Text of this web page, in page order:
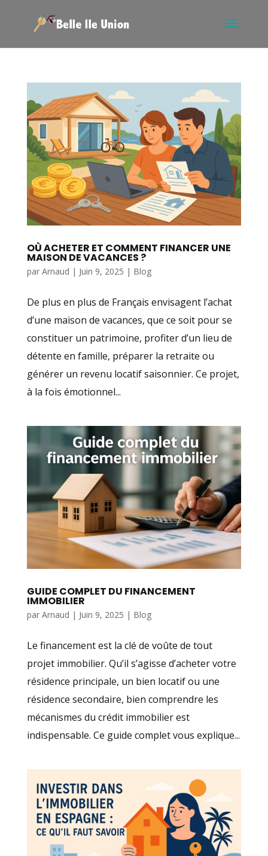
OÙ ACHETER ET COMMENT FINANCER UNE
MAISON DE VACANCES ?
par Arnaud | Juin 9, 2025 | Blog
De plus en plus de Français envisagent l’achat
d’une maison de vacances, que ce soit pour se
constituer un patrimoine, profiter d’un lieu de
détente en famille, préparer la retraite ou
générer un revenu locatif saisonnier. Ce projet,
à la fois émotionnel...
GUIDE COMPLET DU FINANCEMENT
IMMOBILIER
par Arnaud | Juin 9, 2025 | Blog
Le financement est la clé de voûte de tout
projet immobilier. Qu’il s’agisse d’acheter votre
résidence principale, un bien locatif ou une
résidence secondaire, bien comprendre les
mécanismes du crédit immobilier est
indispensable. Ce guide complet vous explique...